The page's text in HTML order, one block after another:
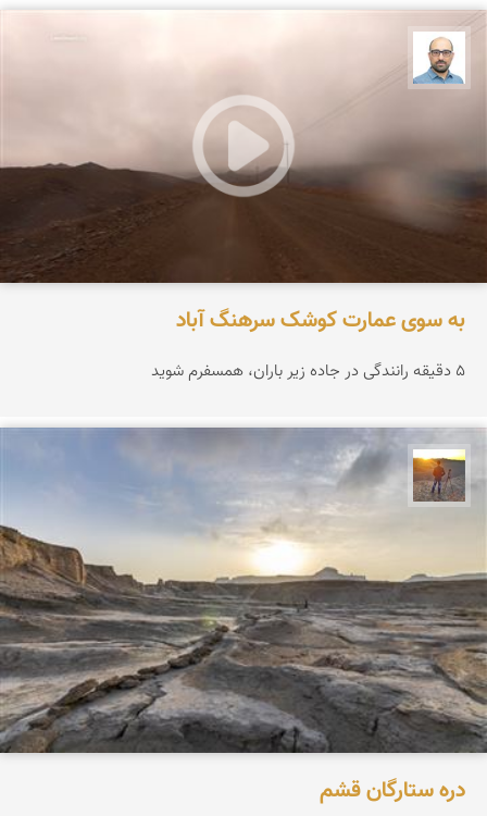
به سوی عمارت کوشک سرهنگ آباد
۵ دقیقه رانندگی در جاده زیر باران، همسفرم شوید
مهدی مخلصیان
دره ستارگان قشم